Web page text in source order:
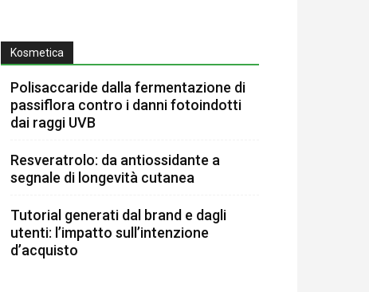
Kosmetica
Polisaccaride dalla fermentazione di
passiflora contro i danni fotoindotti
dai raggi UVB
Resveratrolo: da antiossidante a
segnale di longevità cutanea
Tutorial generati dal brand e dagli
utenti: l’impatto sull’intenzione
d’acquisto